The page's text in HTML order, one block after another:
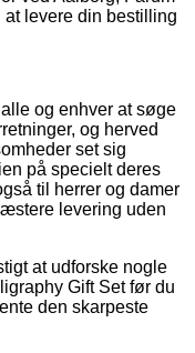
at levere din bestilling
og enhver at søge
og herved
set sig
på specielt deres
til herrer og damer
levering uden
at udforske nogle
Gift Set før du
den skarpeste